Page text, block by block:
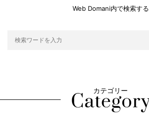
Web Domani内で検索する
カテゴリー